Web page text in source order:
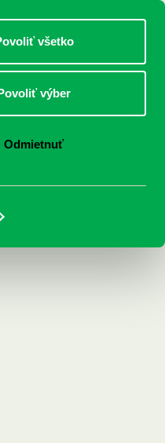
všetko
výber
Odmietnuť
DOSPELÍ